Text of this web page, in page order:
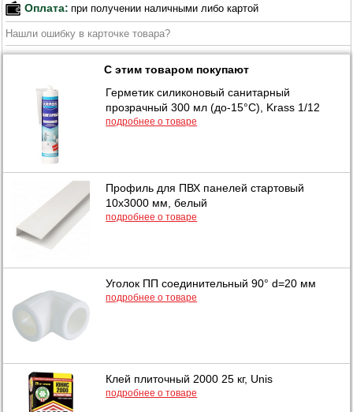
Оплата: при получении наличными либо картой
Нашли ошибку в карточке товара?
С этим товаром покупают
Герметик силиконовый санитарный
прозрачный 300 мл (до-15°C), Krass 1/12
подробнее о товаре
Профиль для ПВХ панелей стартовый
10х3000 мм, белый
подробнее о товаре
Уголок ПП соединительный 90° d=20 мм
подробнее о товаре
Клей плиточный 2000 25 кг, Unis
подробнее о товаре